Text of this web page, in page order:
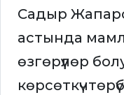
Садыр
астында
өзгөрүүлөр